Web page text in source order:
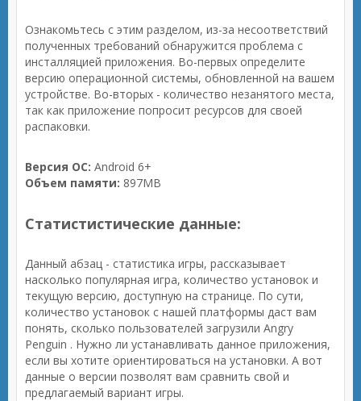
Ознакомьтесь с этим разделом, из-за несоответствий
полученных требований обнаружится проблема с
инсталляцией приложения. Во-первых определите
версию операционной системы, обновленной на вашем
устройстве. Во-вторых - количество незанятого места,
так как приложение попросит ресурсов для своей
распаковки.
Версия ОС: Android 6+
Объем памяти: 897MB
Статистистические данные:
Данный абзац - статистика игры, рассказывает
насколько популярная игра, количество установок и
текущую версию, доступную на странице. По сути,
количество установок с нашей платформы даст вам
понять, сколько пользователей загрузили Angry
Penguin . Нужно ли устанавливать данное приложения,
если вы хотите ориентироваться на установки. А вот
данные о версии позволят вам сравнить свой и
предлагаемый вариант игры.